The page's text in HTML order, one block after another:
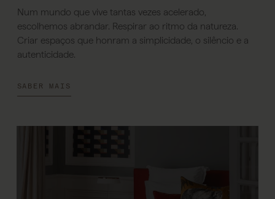
Num mundo que vive tantas vezes acelerado,
escolhemos abrandar. Respirar ao ritmo da natureza.
Criar espaços que honram a simplicidade, o silêncio e a
autenticidade.
SABER MAIS